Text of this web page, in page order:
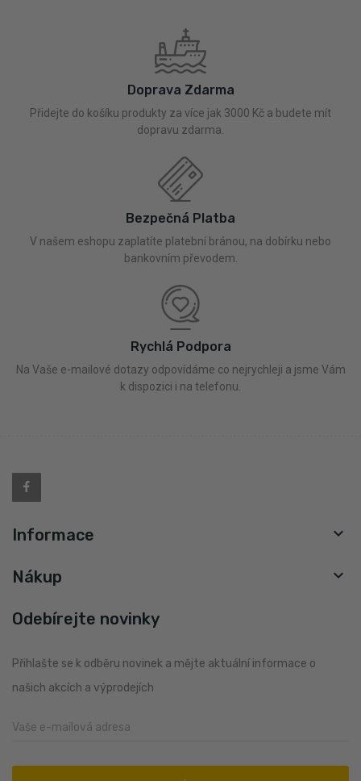
Doprava Zdarma
Přidejte do košíku produkty za více jak 3000 Kč a budete mít
dopravu zdarma.
Bezpečná Platba
V našem eshopu zaplatíte platební bránou, na dobírku nebo
bankovním převodem.
Rychlá Podpora
Na Vaše e-mailové dotazy odpovídáme co nejrychleji a jsme Vám
k dispozici i na telefonu.
Informace 
Nákup 
Odebírejte novinky
Přihlašte se k odběru novinek a mějte aktuální informace o
našich akcích a výprodejích